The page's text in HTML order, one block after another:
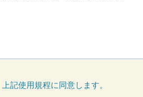
上記使用規程に同意します。